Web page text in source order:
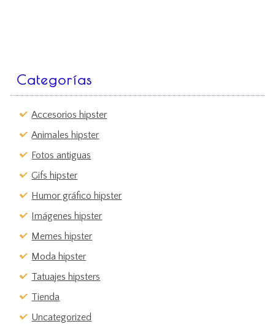
Categorías
Accesorios hipster
Animales hipster
Fotos antiguas
Gifs hipster
Humor gráfico hipster
Imágenes hipster
Memes hipster
Moda hipster
Tatuajes hipsters
Tienda
Uncategorized